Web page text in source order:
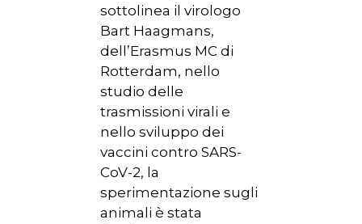
sottolinea il virologo
Bart Haagmans,
dell’Erasmus MC di
Rotterdam, nello
studio delle
trasmissioni virali e
nello sviluppo dei
vaccini contro SARS-
CoV-2, la
sperimentazione sugli
animali è stata